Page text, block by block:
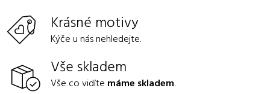
Krásné motivy
Kýče u nás nehledejte.
Vše skladem
Vše co vidíte máme skladem.